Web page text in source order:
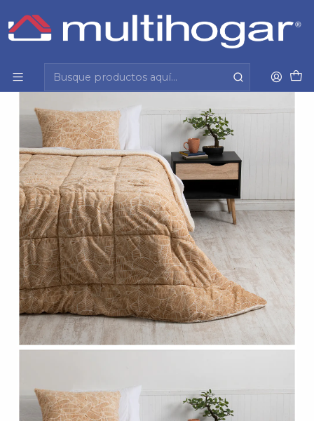
Inicio Dormitorio
Plumon
Plumón 1.5 Plazas Coral Print Sherpa Nomade